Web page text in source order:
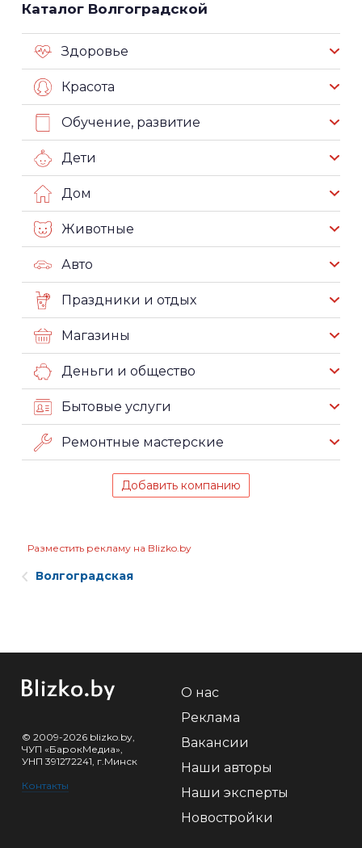
Каталог Волгоградской
Здоровье
Красота
Обучение, развитие
Дети
Дом
Животные
Авто
Праздники и отдых
Магазины
Деньги и общество
Бытовые услуги
Ремонтные мастерские
Добавить компанию
Разместить рекламу на Blizko.by
Волгоградская
© 2009-2026 blizko.by,
ЧУП «БарокМедиа»,
УНП 391272241, г.Минск
Контакты
О нас
Реклама
Вакансии
Наши авторы
Наши эксперты
Новостройки